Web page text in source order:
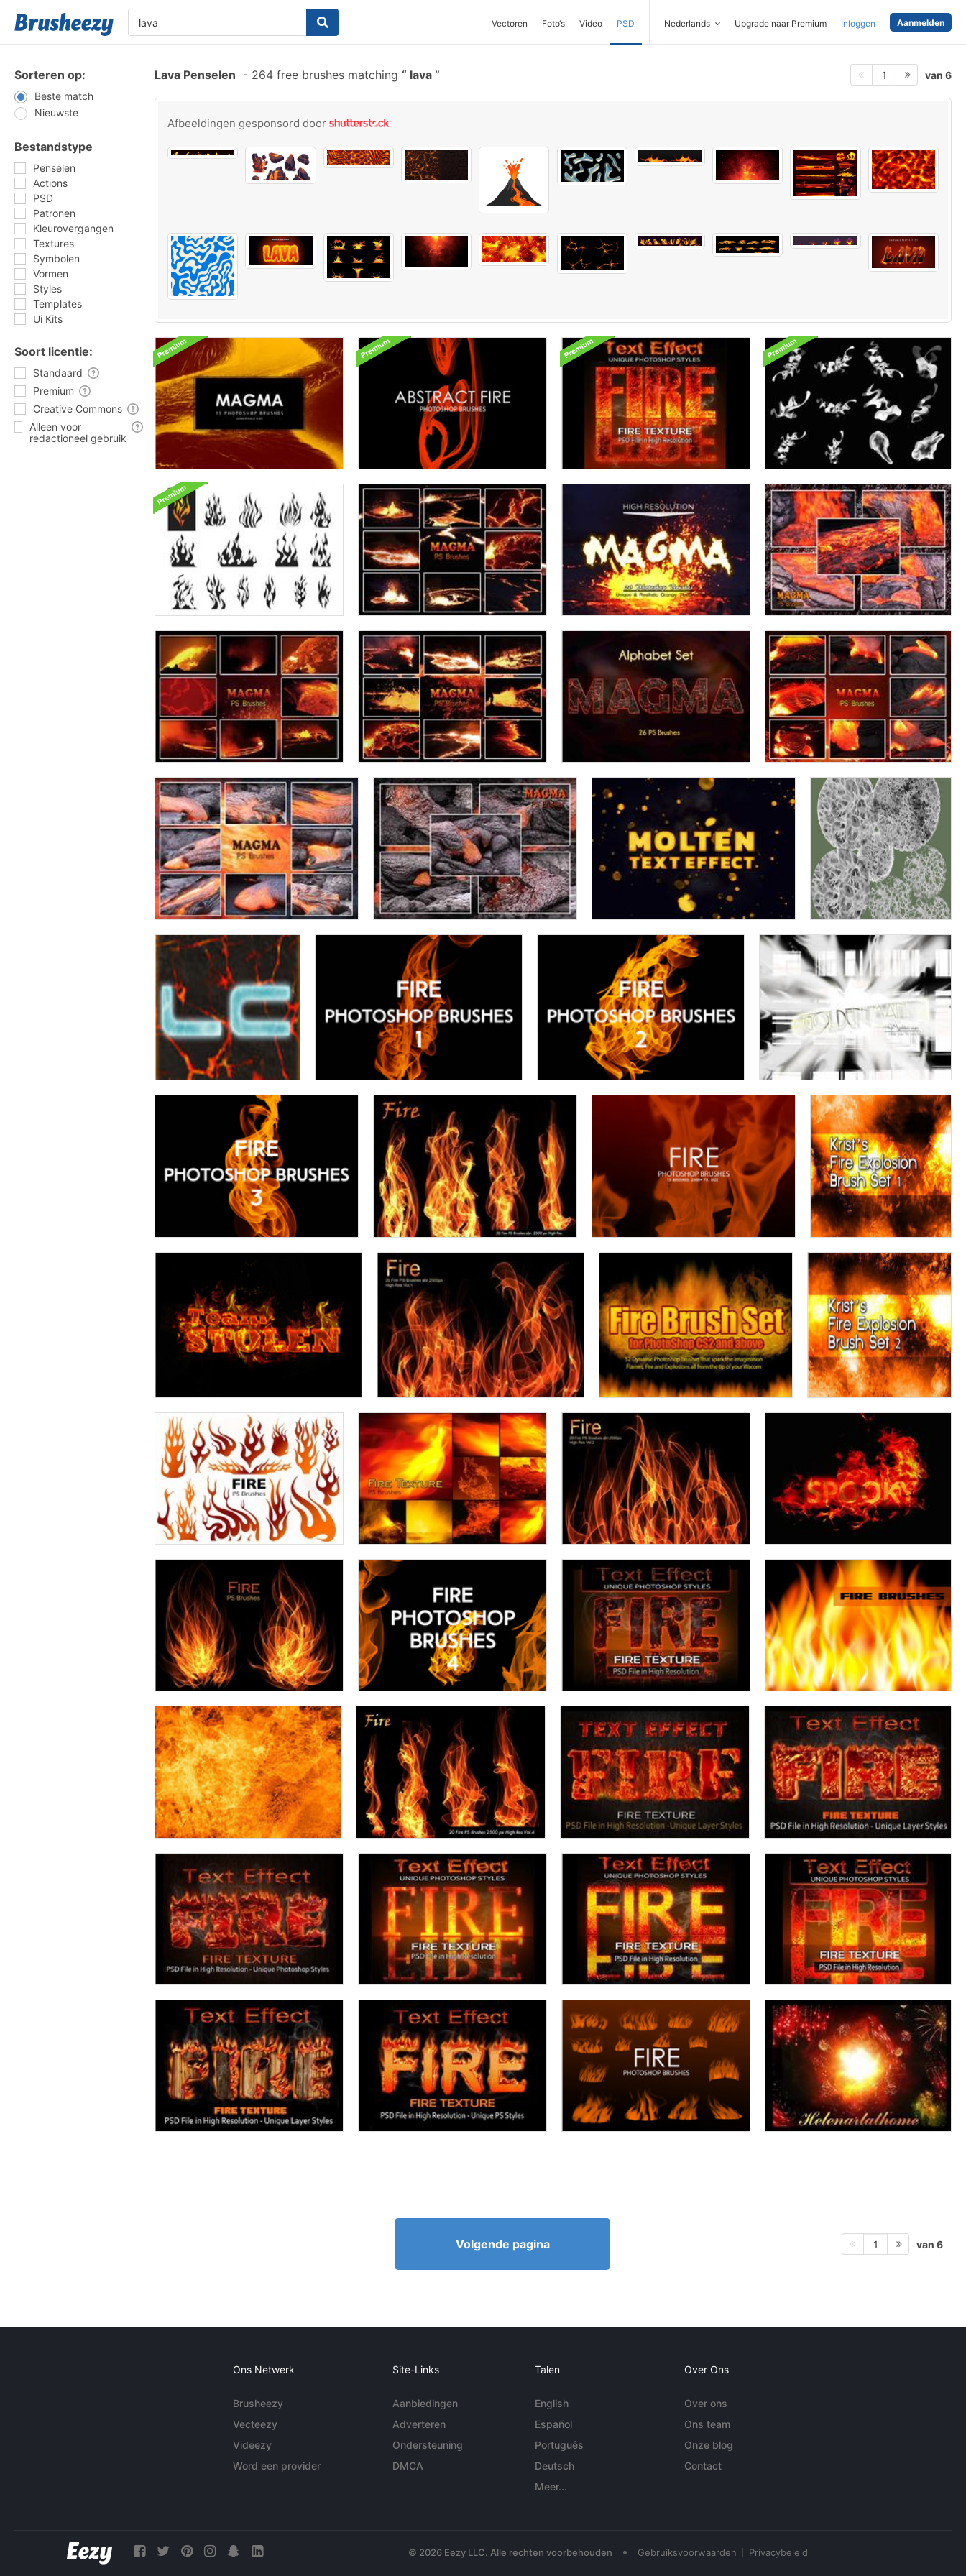
Vectoren Foto‘s Video PSD Nederlands Upgrade naar Premium Inloggen Aanmelden
Sorteren op:
Beste match
Nieuwste
Bestandstype
Penselen
Actions
PSD
Patronen
Kleurovergangen
Textures
Symbolen
Vormen
Styles
Templates
Ui Kits
Soort licentie:
Standaard
Premium
Creative Commons
Alleen voor
redactioneel gebruik
Lava Penselen - 264 free brushes matching lava 1 van 6
Afbeeldingen gesponsord door
Volgende pagina 1 van 6
Ons Netwerk
Brusheezy
Vecteezy
Videezy
Word een provider
Site-Links
Aanbiedingen
Adverteren
Ondersteuning
DMCA
Talen
English
Español
Português
Deutsch
Meer...
Over Ons
Over ons
Ons team
Onze blog
Contact
© 2026 Eezy LLC. Alle rechten voorbehouden • Gebruiksvoorwaarden Privacybeleid